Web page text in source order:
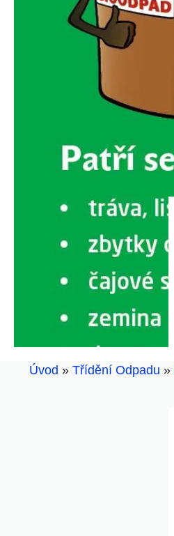
Úvod » Třídění Odpadu »